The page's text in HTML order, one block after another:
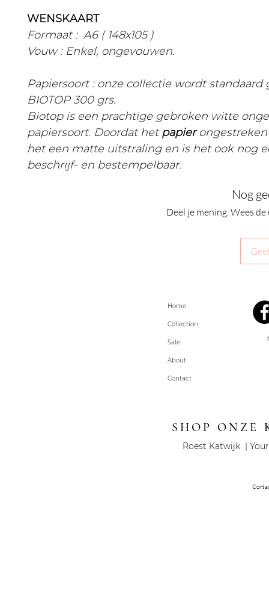
WENSKAART
Formaat : A6 ( 148x105 )
Vouw : Enkel, ongevouwen.
Papiersoort : onze collectie wordt standaard
BIOTOP 300 grs.
Biotop is een prachtige gebroken witte
papiersoort. Doordat het papierongestreken
het een matte uitstraling en is het ook nog
beschrijf- en bestempelbaar.
Nog
Deel je mening. Wees
Home
Collection
Sale
About
Contact
SHOP ONZE
Roest Katwijk |